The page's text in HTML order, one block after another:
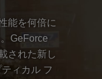
能を何倍に
GeForce
された新し
ィカル フ